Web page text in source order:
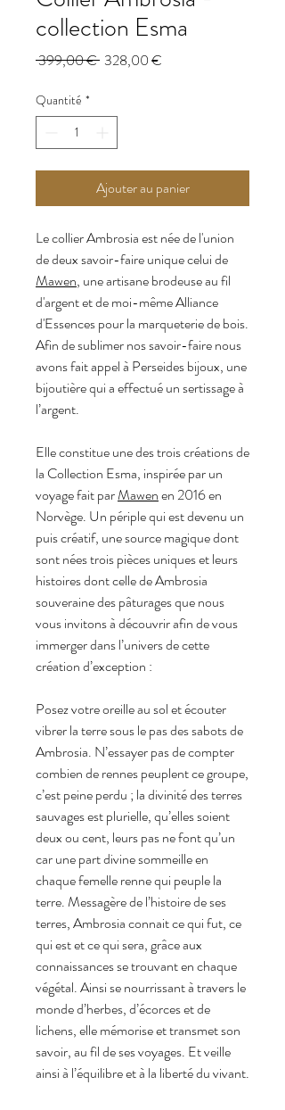
collection Esma
399,00 € Prix
328,00 €
Quantité *
Ajouter au panier
Le collier Ambrosia est née de l'union
de deux savoir-faire unique celui de
Mawen, une artisane brodeuse au fil
d'argent et de moi-même Alliance
d'Essences pour la marqueterie de bois.
Afin de sublimer nos savoir-faire nous
avons fait appel à Perseides bijoux, une
bijoutière qui a effectué un sertissage à
l’argent.
Elle constitue une des trois créations de
la Collection Esma, inspirée par un
voyage fait parMawenen 2016 en
Norvège. Un périple qui est devenu un
puis créatif, une source magique dont
sont nées trois pièces uniques et leurs
histoires dont celle deAmbrosia
souveraine des pâturagesque nous
vous invitons à découvrir afin de vous
immerger dans l’univers de cette
création d’exception :
Posez votre oreille au sol et écouter
vibrer la terre sous le pas des sabots de
Ambrosia. N’essayer pas de compter
combien de rennes peuplent ce groupe,
c’est peine perdu ; la divinité des terres
sauvages est plurielle, qu’elles soient
deux ou cent, leurs pas ne font qu’un
car une part divine sommeille en
chaque femelle renne qui peuple la
terre. Messagère de l’histoire de ses
terres, Ambrosia connait ce qui fut, ce
qui est et ce qui sera, grâce aux
connaissances se trouvant en chaque
végétal. Ainsi se nourrissant à travers le
monde d’herbes, d’écorces et de
lichens, elle mémorise et transmet son
savoir, au fil de ses voyages. Et veille
ainsi à l’équilibre et à la liberté du vivant.